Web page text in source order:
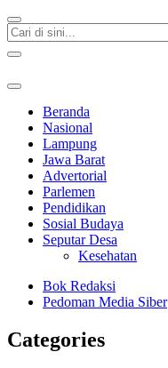
Beranda
Nasional
Lampung
Jawa Barat
Advertorial
Parlemen
Pendidikan
Sosial Budaya
Seputar Desa
Kesehatan
Bok Redaksi
Pedoman Media Siber
Categories